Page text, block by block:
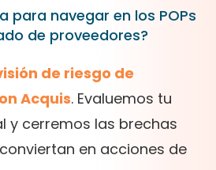
para navegar en los POPs
de proveedores?
de riesgo de
Acquis. Evaluemos tu
y cerremos las brechas
en acciones de